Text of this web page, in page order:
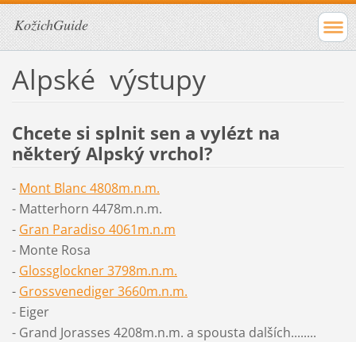
KožichGuide
Alpské výstupy
Chcete si splnit sen a vylézt na
některý Alpský vrchol?
- Mont Blanc 4808m.n.m.
- Matterhorn 4478m.n.m.
- Gran Paradiso 4061m.n.m
- Monte Rosa
- Glossglockner 3798m.n.m.
- Grossvenediger 3660m.n.m.
- Eiger
- Grand Jorasses 4208m.n.m. a spousta dalších........